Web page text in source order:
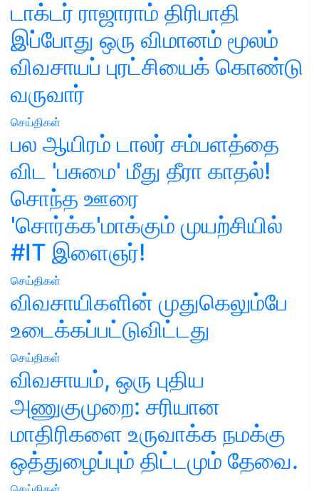
டாக்டர் ராஜாராம் திரிபாதி
இப்போது ஒரு விமானம் மூலம்
விவசாயப் புரட்சியைக் கொண்டு
வருவார்
செய்திகள்
பல ஆயிரம் டாலர் சம்பளத்தை
விட 'பசுமை' மீது தீரா காதல்!
சொந்த ஊரை
'சொர்க்க'மாக்கும் முயற்சியில்
#IT இளைஞர்!
செய்திகள்
விவசாயிகளின் முதுகெலும்பே
உடைக்கப்பட்டுவிட்டது
செய்திகள்
விவசாயம், ஒரு புதிய
அணுகுமுறை: சரியான
மாதிரிகளை உருவாக்க நமக்கு
ஒத்துழைப்பும் திட்டமும் தேவை.